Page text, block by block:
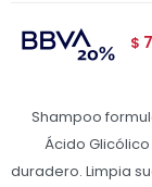
$
Shampoo
Ácido
duradero. Limpia